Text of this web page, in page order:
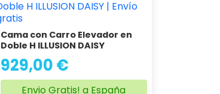
Cama con Carro Elevador en
Doble H ILLUSION DAISY
929,00 €
Envio Gratis! a España